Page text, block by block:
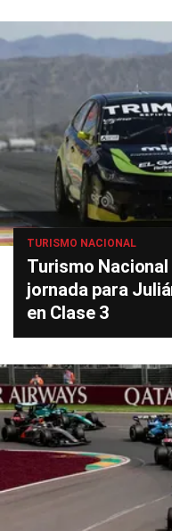
TURISMO NACIONAL
Turismo Nacional
jornada para
en Clase 3